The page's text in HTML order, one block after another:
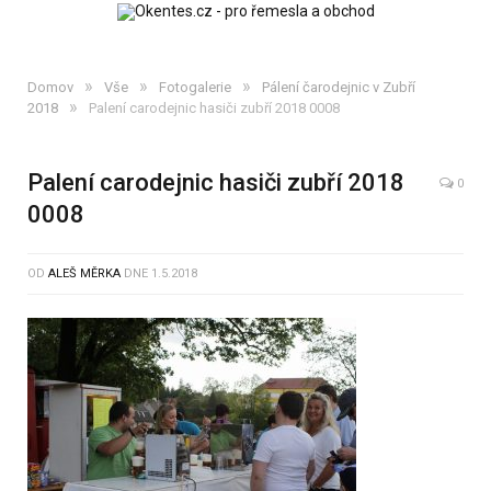
Domov » Vše » Fotogalerie »
Pálení čarodejnic v Zubří
2018
» Palení carodejnic hasiči zubří 2018 0008
Palení carodejnic hasiči zubří 2018
0008
0
OD ALEŠ MĚRKA DNE 1.5.2018